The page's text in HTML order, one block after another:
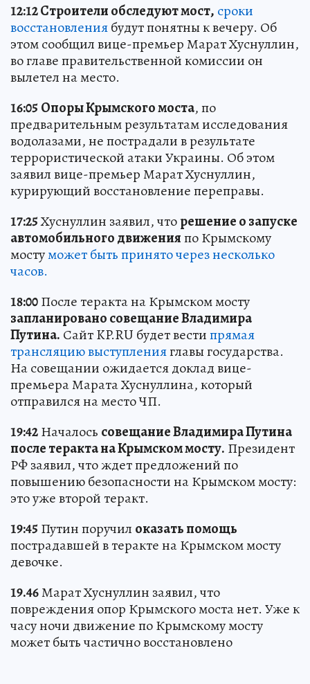
12:12 Строители обследуют мост, сроки
восстановлениябудут понятны к вечеру. Об
этом сообщил вице-премьер Марат Хуснуллин,
во главе правительственной комиссии он
вылетел на место.
16:05 Опоры Крымского моста, по
предварительным результатам исследования
водолазами, не пострадали в результате
террористической атаки Украины. Об этом
заявил вице-премьер Марат Хуснуллин,
курирующий восстановление переправы.
17:25Хуснуллин заявил, чторешение о запуске
автомобильного движенияпо Крымскому
мостуможет быть принято через несколько
часов.
18:00После теракта на Крымском мосту
запланировано совещание Владимира
Путина. Сайт KP.RU будет вестипрямая
трансляцию выступленияглавы государства.
На совещании ожидается доклад вице-
премьера Марата Хуснуллина, который
отправился на место ЧП.
19:42Началось совещание Владимира Путина
после теракта на Крымском мосту. Президент
РФ заявил, что ждет предложений по
повышению безопасности на Крымском мосту:
это уже второй теракт.
19:45 Путин поручил оказать помощь
пострадавшей в теракте на Крымском мосту
девочке.
19.46Марат Хуснуллин заявил, что
повреждения опор Крымского моста нет. Уже к
часу ночи движение по Крымскому мосту
может быть частично восстановлено